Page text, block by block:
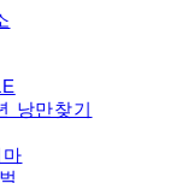
낭만찾기